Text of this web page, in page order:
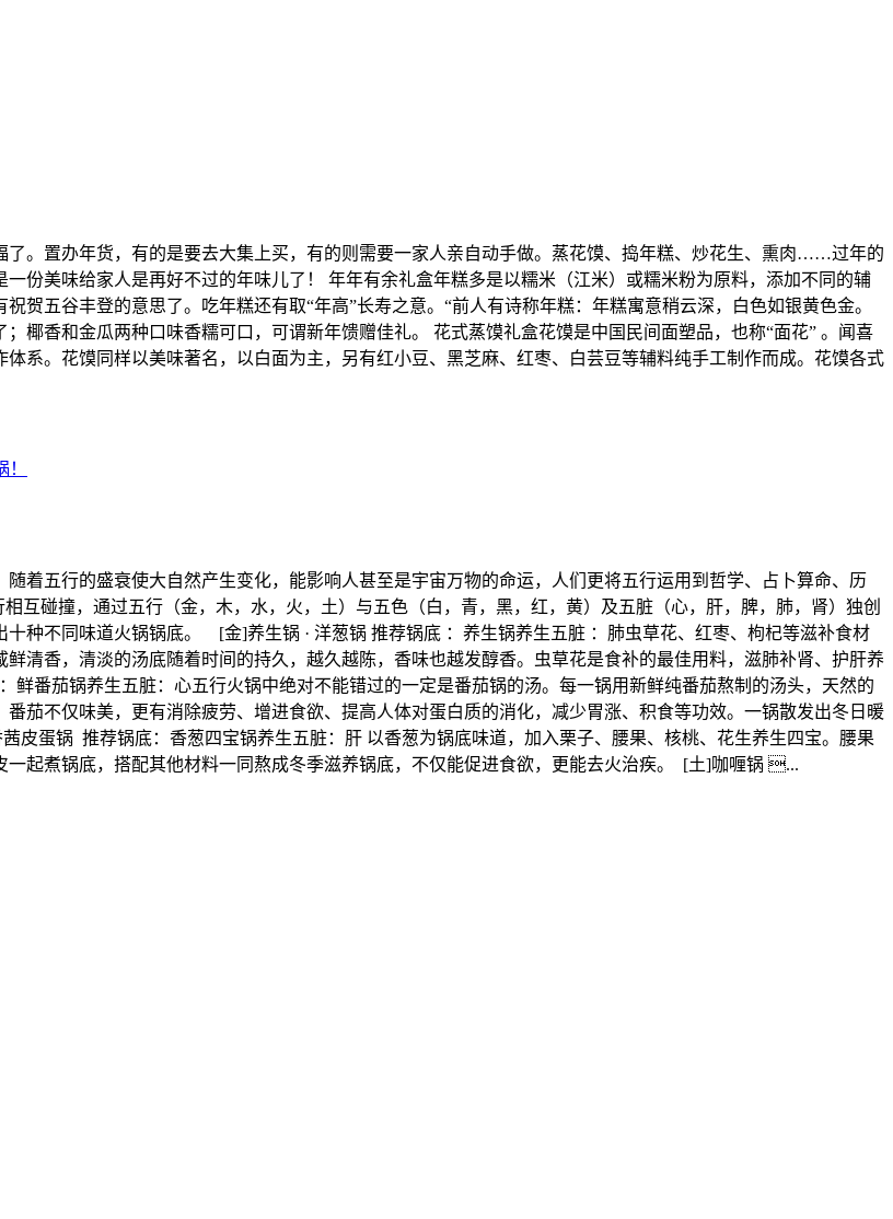
。置办年货，有的是要去大集上买，有的则需要一家人亲自动手做。蒸花馍、捣年糕、炒花生、熏肉……过年的
份美味给家人是再好不过的年味儿了！ 年年有余礼盒年糕多是以糯米（江米）或糯米粉为原料，添加不同的辅
贺五谷丰登的意思了。吃年糕还有取“年高”长寿之意。“前人有诗称年糕：年糕寓意稍云深，白色如银黄色金。
椰香和金瓜两种口味香糯可口，可谓新年馈赠佳礼。 花式蒸馍礼盒花馍是中国民间面塑品，也称“面花” 。闻喜
系。花馍同样以美味著名，以白面为主，另有红小豆、黑芝麻、红枣、白芸豆等辅料纯手工制作而成。花馍各式
着五行的盛衰使大自然产生变化，能影响人甚至是宇宙万物的命运，人们更将五行运用到哲学、占卜算命、历
互碰撞，通过五行（金，木，水，火，土）与五色（白，青，黑，红，黄）及五脏（心，肝，脾，肺，肾）独创
种不同味道火锅锅底。 [金]养生锅 · 洋葱锅 推荐锅底 ：养生锅养生五脏 ：肺虫草花、红枣、枸杞等滋补食材
清香，清淡的汤底随着时间的持久，越久越陈，香味也越发醇香。虫草花是食补的最佳用料，滋肺补肾、护肝养
番茄锅养生五脏：心五行火锅中绝对不能错过的一定是番茄锅的汤。每一锅用新鲜纯番茄熬制的汤头，天然的
茄不仅味美，更有消除疲劳、增进食欲、提高人体对蛋白质的消化，减少胃涨、积食等功效。一锅散发出冬日暖
皮蛋锅 推荐锅底：香葱四宝锅养生五脏：肝 以香葱为锅底味道，加入栗子、腰果、核桃、花生养生四宝。腰果
起煮锅底，搭配其他材料一同熬成冬季滋养锅底，不仅能促进食欲，更能去火治疾。 [土]咖喱锅 ...